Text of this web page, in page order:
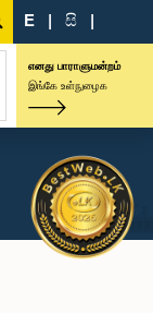
E | සි |
எனது பாராளுமன்றம்
இங்கே உள்நுழைக